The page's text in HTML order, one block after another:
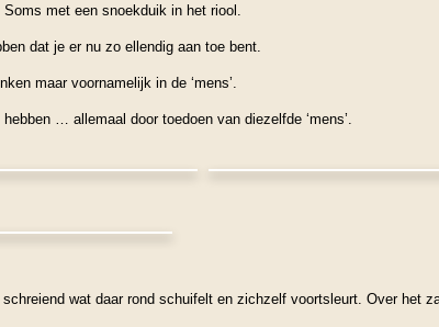
met een snoekduik in het riool.
dat je er nu zo ellendig aan toe bent.
maar voornamelijk in de ‘mens’.
… allemaal door toedoen van diezelfde ‘mens’.
wat daar rond schuifelt en zichzelf voortsleurt. Over het